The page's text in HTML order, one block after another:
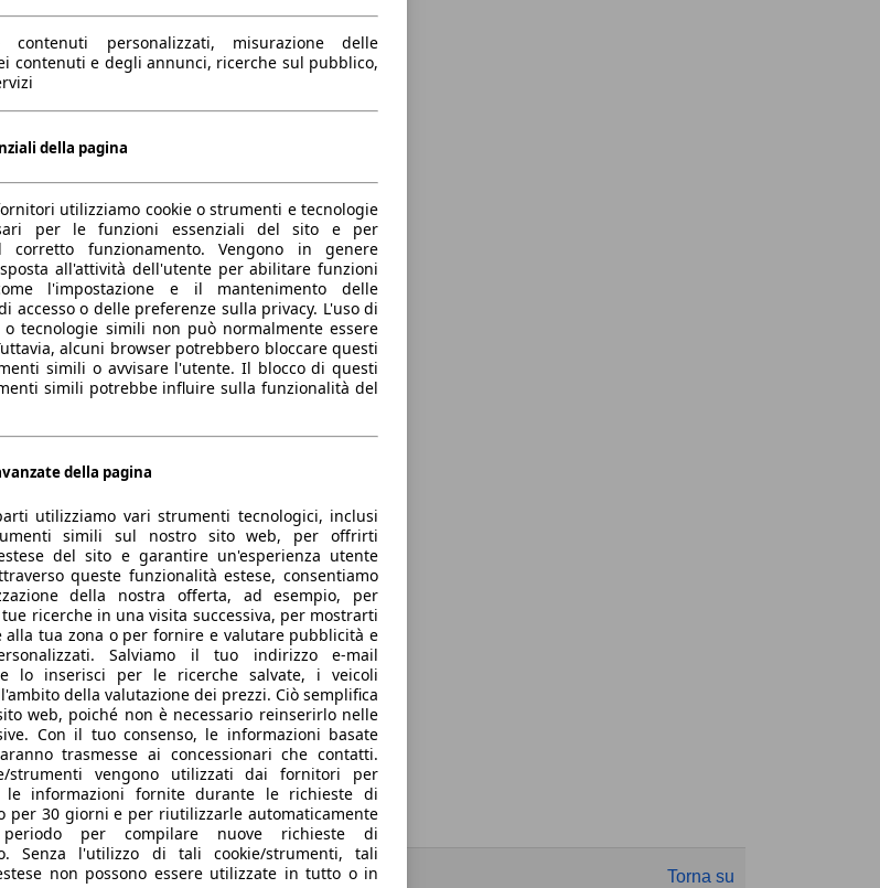
Torna su
contenuti personalizzati, misurazione delle
contenuti e degli annunci, ricerche sul pubblico,
della pagina
utilizziamo cookie o strumenti e tecnologie
per le funzioni essenziali del sito e per
corretto funzionamento. Vengono in genere
all'attività dell'utente per abilitare funzioni
l'impostazione e il mantenimento delle
accesso o delle preferenze sulla privacy. L'uso di
o tecnologie simili non può normalmente essere
alcuni browser potrebbero bloccare questi
simili o avvisare l'utente. Il blocco di questi
simili potrebbe influire sulla funzionalità del
della pagina
utilizziamo vari strumenti tecnologici, inclusi
simili sul nostro sito web, per offrirti
del sito e garantire un'esperienza utente
queste funzionalità estese, consentiamo
della nostra offerta, ad esempio, per
ricerche in una visita successiva, per mostrarti
alla tua zona o per fornire e valutare pubblicità e
Salviamo il tuo indirizzo e-mail
lo inserisci per le ricerche salvate, i veicoli
della valutazione dei prezzi. Ciò semplifica
web, poiché non è necessario reinserirlo nelle
Con il tuo consenso, le informazioni basate
trasmesse ai concessionari che contatti.
strumenti vengono utilizzati dai fornitori per
le informazioni fornite durante le richieste di
per 30 giorni e per riutilizzarle automaticamente
per compilare nuove richieste di
Senza l'utilizzo di tali cookie/strumenti, tali
non possono essere utilizzate in tutto o in